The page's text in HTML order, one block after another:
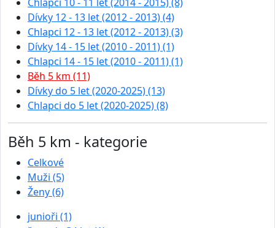
Dívky 12 - 13 let (2012 - 2013) (4)
Chlapci 12 - 13 let (2012 - 2013) (3)
Dívky 14 - 15 let (2010 - 2011) (1)
Chlapci 14 - 15 let (2010 - 2011) (1)
Běh 5 km (11)
Dívky do 5 let (2020-2025) (13)
Chlapci do 5 let (2020-2025) (8)
Běh 5 km - kategorie
Celkové
Muži (5)
Ženy (6)
junioři (1)